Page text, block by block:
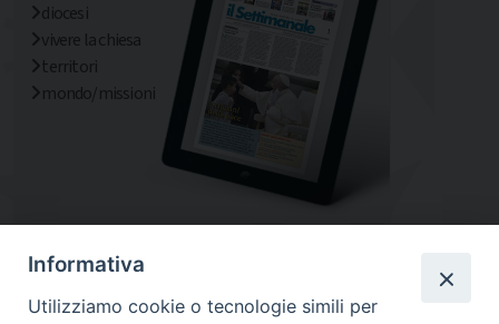
diocesi
vivere la chiesa
territori
mondo/missioni
Informativa
Utilizziamo cookie o tecnologie simili per